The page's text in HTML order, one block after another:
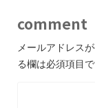
comment
メールアドレス
る欄は必須項目